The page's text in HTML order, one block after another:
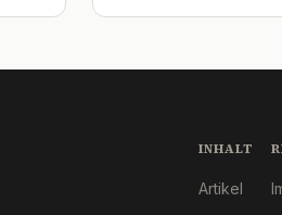
INHALT
Artikel